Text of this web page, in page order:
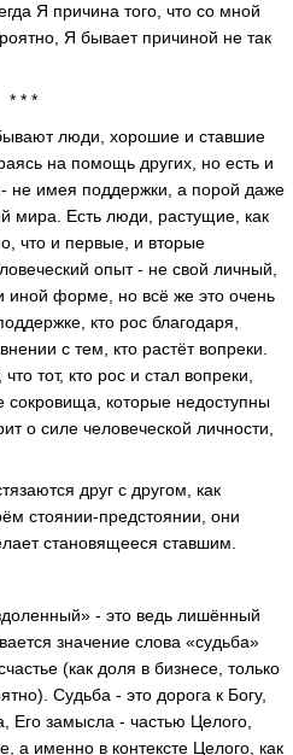
Я причина того, что со мной
Я бывает причиной не так
* * *
люди, хорошие и ставшие
на помощь других, но есть и
- не имея поддержки, а порой даже
мира. Есть люди, растущие, как
что и первые, и вторые
опыт - не свой личный,
иной форме, но всё же это очень
кто рос благодаря,
с тем, кто растёт вопреки.
тот, кто рос и стал вопреки,
сокровища, которые недоступны
о силе человеческой личности,
друг с другом, как
стоянии-предстоянии, они
становящееся ставшим.
- это ведь лишённый
значение слова «судьба»
(как доля в бизнесе, только
Судьба - это дорога к Богу,
Его замысла - частью Целого,
а именно в контексте Целого, как